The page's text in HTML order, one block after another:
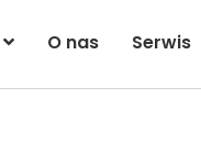
O nas Serwis